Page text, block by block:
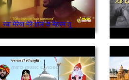
रबा मेरेया मेरे हाल दा मेहरम तू